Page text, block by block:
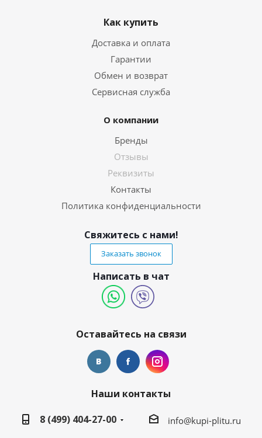
Как купить
Доставка и оплата
Гарантии
Обмен и возврат
Сервисная служба
О компании
Бренды
Отзывы
Реквизиты
Контакты
Политика конфиденциальности
Свяжитесь с нами!
Заказать звонок
Написать в чат
Оставайтесь на связи
Наши контакты
8 (499) 404-27-00
info@kupi-plitu.ru